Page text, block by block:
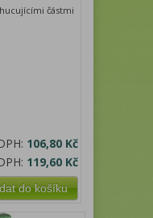
částmi
106,80 Kč
119,60 Kč
do košíku